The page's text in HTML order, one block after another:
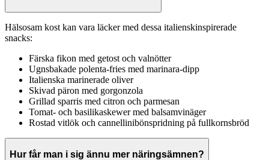
Hälsosam kost kan vara läcker med dessa italienskinspirerade
snacks:
Färska fikon med getost och valnötter
Ugnsbakade polenta-fries med marinara-dipp
Italienska marinerade oliver
Skivad päron med gorgonzola
Grillad sparris med citron och parmesan
Tomat- och basilikaskewer med balsamvinäger
Rostad vitlök och cannellinibönspridning på fullkornsbröd
Hur får man i sig ännu mer näringsämnen?